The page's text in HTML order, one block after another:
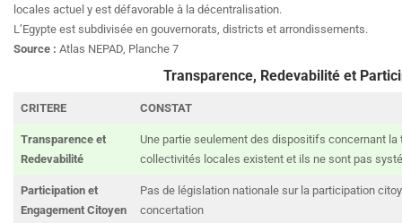
locales actuel y est défavorable à la décentralisation.
L’Egypte est subdivisée en gouvernorats, districts et arrondissements.
Source : Atlas NEPAD, Planche 7
Transparence, Redevabilité et
CRITERE CONSTAT
Transparence et
Redevabilité
Une partie seulement des dispositifs concernant
collectivités locales existent et ils ne sont pas
Participation et
Engagement Citoyen
Pas de législation nationale sur la participation
concertation